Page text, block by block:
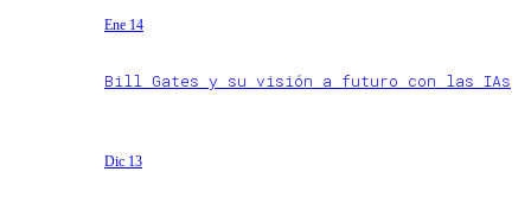
Ene 14
Bill Gates y su visión a futuro con las IAs
Dic 13